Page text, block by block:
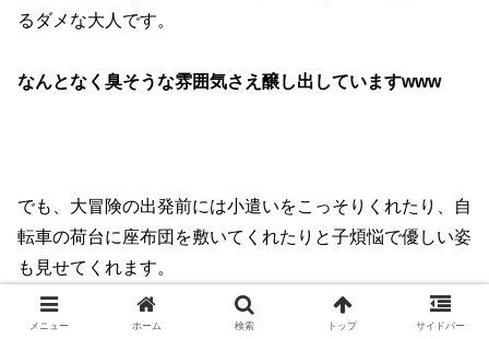
るダメな大人です。
なんとなく臭そうな雰囲気さえ醸し出していますwww
でも、大冒険の出発前には小遣いをこっそりくれたり、自
転車の荷台に座布団を敷いてくれたりと子煩悩で優しい姿
も見せてくれます。
竹本との別れのあとの息子を優しく抱きしめる姿には心を
メニュー ホーム 検索 トップ サイドバー